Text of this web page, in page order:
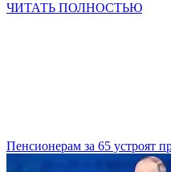
ЧИТАТЬ ПОЛНОСТЬЮ
Пенсионерам за 65 устроят